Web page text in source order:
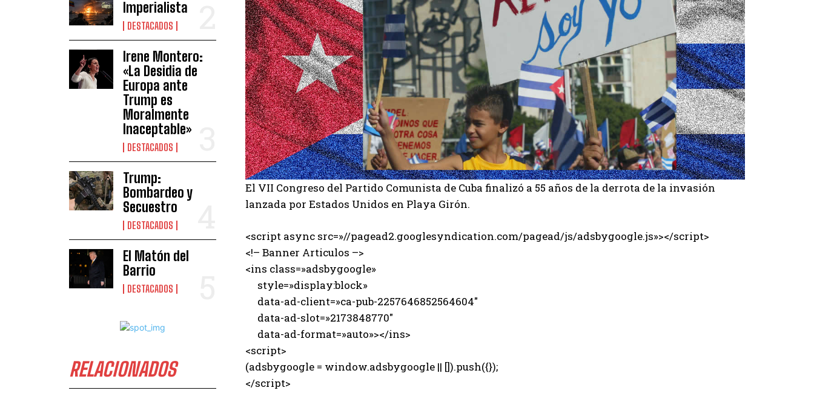
Imperialista
DESTACADOS
Irene Montero:
«La Desidia de
Europa ante
Trump es
Moralmente
Inaceptable»
DESTACADOS
Trump:
Bombardeo y
Secuestro
DESTACADOS
El Matón del
Barrio
DESTACADOS
RELACIONADOS
El VII Congreso del Partido Comunista de Cuba finalizó a 55 años de la derrota de la invasión
lanzada por Estados Unidos en Playa Girón.
<script async src=»//pagead2.googlesyndication.com/pagead/js/adsbygoogle.js»></script>
<!– Banner Articulos –>
<ins class=»adsbygoogle»
style=»display:block»
data-ad-client=»ca-pub-2257646852564604″
data-ad-slot=»2173848770″
data-ad-format=»auto»></ins>
<script>
(adsbygoogle = window.adsbygoogle || []).push({});
</script>